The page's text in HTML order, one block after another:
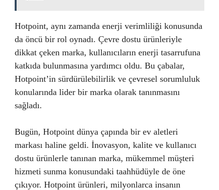
Hotpoint, aynı zamanda enerji verimliliği konusunda
da öncü bir rol oynadı. Çevre dostu ürünleriyle
dikkat çeken marka, kullanıcıların enerji tasarrufuna
katkıda bulunmasına yardımcı oldu. Bu çabalar,
Hotpoint’in sürdürülebilirlik ve çevresel sorumluluk
konularında lider bir marka olarak tanınmasını
sağladı.
Bugün, Hotpoint dünya çapında bir ev aletleri
markası haline geldi. İnovasyon, kalite ve kullanıcı
dostu ürünlerle tanınan marka, mükemmel müşteri
hizmeti sunma konusundaki taahhüdüyle de öne
çıkıyor. Hotpoint ürünleri, milyonlarca insanın